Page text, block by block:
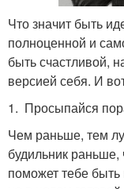
Что значит быть
полноценной и
быть счастливой,
версией себя. И
1. Просыпайся
Чем раньше, тем
будильник
поможет тебе